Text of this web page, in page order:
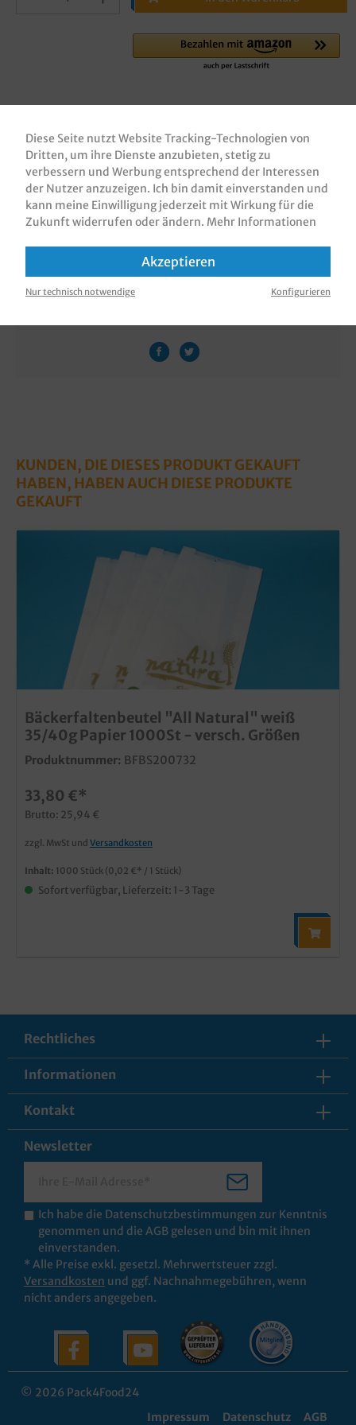
Beschreibung
Bäckerfaltenbeutel / Papierfaltenbeutel /
Bewertungen
KUNDEN, DIE DIESES PRODUKT GEKAUFT
HABEN, HABEN AUCH DIESE PRODUKTE
GEKAUFT
Bäckerfaltenbeutel "All Natural" weiß
35/40g Papier 1000St - versch. Größen
Produktnummer: BFBS200732
33,80 €*
Brutto: 25,94 €
zzgl. MwSt und Versandkosten
Inhalt: 1000 Stück (0,02 €* / 1 Stück)
Sofort verfügbar, Lieferzeit: 1-3 Tage
Rechtliches
Informationen
Kontakt
Newsletter
Ich habe die Datenschutzbestimmungen zur Kenntnis
genommen und die AGB gelesen und bin mit ihnen
einverstanden.
* Alle Preise exkl. gesetzl. Mehrwertsteuer zzgl.
Versandkosten und ggf. Nachnahmegebühren, wenn
nicht anders angegeben.
© 2026 Pack4Food24
Impressum
Datenschutz AGB
Diese Seite nutzt Website Tracking-Technologien von
Dritten, um ihre Dienste anzubieten, stetig zu
verbessern und Werbung entsprechend der Interessen
der Nutzer anzuzeigen. Ich bin damit einverstanden und
kann meine Einwilligung jederzeit mit Wirkung für die
Zukunft widerrufen oder ändern. Mehr Informationen
Akzeptieren
Nur technisch notwendige Konfigurieren